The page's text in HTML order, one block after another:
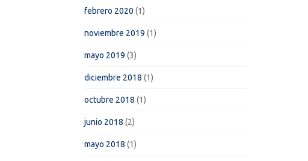
febrero 2020 (1)
noviembre 2019 (1)
mayo 2019 (3)
diciembre 2018 (1)
octubre 2018 (1)
junio 2018 (2)
mayo 2018 (1)